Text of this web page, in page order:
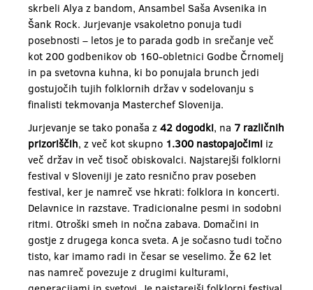
skrbeli Alya z bandom, Ansambel Saša Avsenika in
Šank Rock. Jurjevanje vsakoletno ponuja tudi
posebnosti – letos je to parada godb in srečanje več
kot 200 godbenikov ob 160-obletnici Godbe Črnomelj
in pa svetovna kuhna, ki bo ponujala brunch jedi
gostujočih tujih folklornih držav v sodelovanju s
finalisti tekmovanja Masterchef Slovenija.
Jurjevanje se tako ponaša z42 dogodki, na 7 različnih
prizoriščih, z več kot skupno 1.300 nastopajočimi iz
več držav in več tisoč obiskovalci. Najstarejši folklorni
festival v Sloveniji je zato resnično prav poseben
festival, ker je namreč vse hkrati: folklora in koncerti.
Delavnice in razstave. Tradicionalne pesmi in sodobni
ritmi. Otroški smeh in nočna zabava. Domačini in
gostje z drugega konca sveta. A je sočasno tudi točno
tisto, kar imamo radi in česar se veselimo. Že 62 let
nas namreč povezuje z drugimi kulturami,